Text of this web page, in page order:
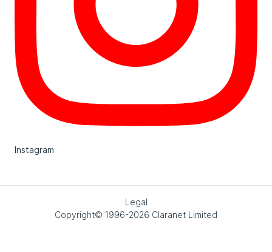
Instagram
Legal
Copyright© 1996-2026 Claranet Limited